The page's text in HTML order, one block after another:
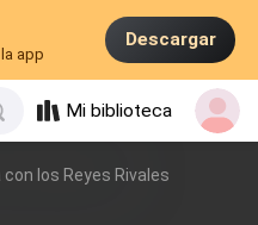
app
Descargar
Mi biblioteca
los Reyes Rivales